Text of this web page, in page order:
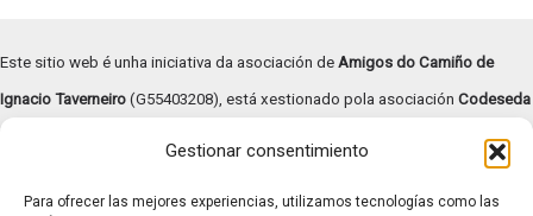
Gestionar consentimiento
Para ofrecer las mejores experiencias, utilizamos tecnologías como las
Este sitio web é unha iniciativa da asociación de Amigos do Camiño de
Ignacio Taverneiro (G55403208), está xestionado pola asociación Codeseda
Copyright © | 2026 |Aviso legal|Términos y condiciones|